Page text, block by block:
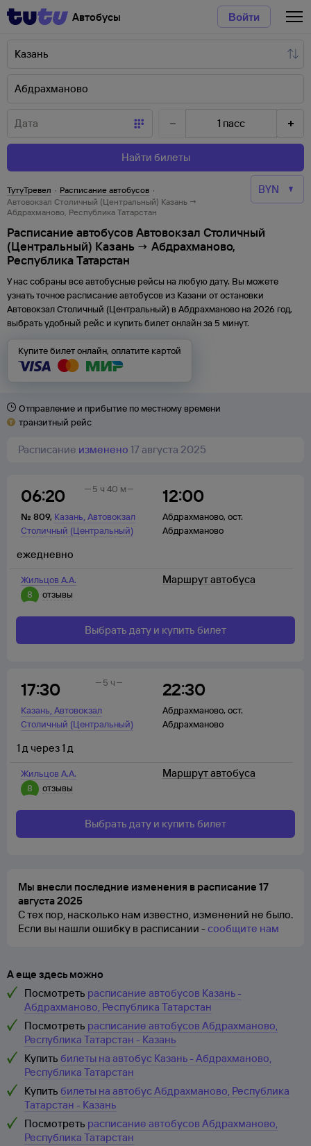
Автобусы Войти
1 пасс
Найти билеты
ТутуТревел · Расписание автобусов ·
Автовокзал Столичный (Центральный) Казань →
Абдрахманово, Республика Татарстан
Расписание автобусов Автовокзал Столичный
(Центральный) Казань → Абдрахманово,
Республика Татарстан
У нас собраны все автобусные рейсы на любую дату. Вы можете
узнать точное расписание автобусов из Казани отостановки
Автовокзал Столичный (Центральный) в Абдрахманово на 2026 год,
выбрать удобный рейс и купить билет онлайн за 5 минут.
Купите билет онлайн, оплатите картой
Отправление и прибытие по местному времени
транзитный рейс
Расписание изменено 17 августа 2025
06:20
№ 809, Казань,Автовокзал
Столичный (Центральный)
12:00
Абдрахманово, ост.
Абдрахманово
5 ч 40 м
Жильцов А.А.
8
отзывы
ежедневно
Маршрут автобуса
Выбрать дату и купить билет
17:30
Казань,Автовокзал
Столичный (Центральный)
22:30
Абдрахманово, ост.
Абдрахманово
5 ч
Жильцов А.А.
8
отзывы
1 д через1 д
Маршрут автобуса
Выбрать дату и купить билет
Мы внесли последние изменения в расписание 17
августа 2025
С тех пор, насколько нам известно, изменений не было.
Если вы нашли ошибку в расписании -сообщите нам
А еще здесь можно
Посмотреть расписание автобусов Казань -
Абдрахманово, Республика Татарстан
Посмотреть расписание автобусов Абдрахманово,
Республика Татарстан - Казань
Купить билеты на автобус Казань - Абдрахманово,
Республика Татарстан
Купить билеты на автобус Абдрахманово, Республика
Татарстан - Казань
Посмотреть расписание автобусов Абдрахманово,
Республика Татарстан